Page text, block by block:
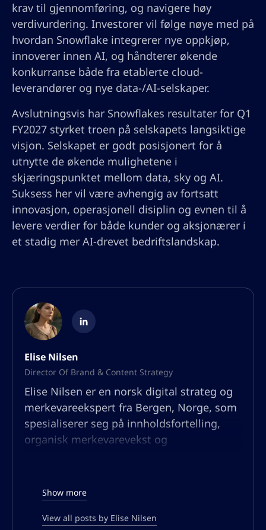
krav til gjennomføring, og navigere høy
verdivurdering. Investorer vil følge nøye med på
hvordan Snowflake integrerer nye oppkjøp,
innoverer innen AI, og håndterer økende
konkurranse både fra etablerte cloud-
leverandører og nye data-/AI-selskaper.
Avslutningsvis har Snowflakes resultater for Q1
FY2027 styrket troen på selskapets langsiktige
visjon. Selskapet er godt posisjonert for å
utnytte de økende mulighetene i
skjæringspunktet mellom data, sky og AI.
Suksess her vil være avhengig av fortsatt
innovasjon, operasjonell disiplin og evnen til å
levere verdier for både kunder og aksjonærer i
et stadig mer AI-drevet bedriftslandskap.
Elise Nilsen
Director Of Brand & Content Strategy
Elise Nilsen er en norsk digital strateg og
merkevareekspert fra Bergen, Norge, som
spesialiserer seg på innholdsfortelling,
organisk merkevarevekst og
bygget en karriere ved å hjelpe bedrifter
med å lage overbevisende
merkevarefortellinger som ikke bare
Show more
View all posts by Elise Nilsen